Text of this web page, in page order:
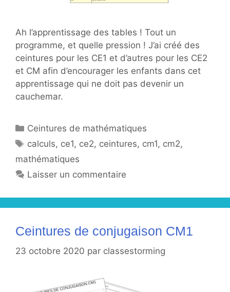
Ah l’apprentissage des tables ! Tout un
programme, et quelle pression ! J’ai créé des
ceintures pour les CE1 et d’autres pour les CE2
et CM afin d’encourager les enfants dans cet
apprentissage qui ne doit pas devenir un
cauchemar.
Catégories
Ceintures de mathématiques
Étiquettes
calculs, ce1, ce2, ceintures, cm1, cm2,
mathématiques
Laisser un commentaire
Ceintures de conjugaison CM1
23 octobre 2020 par classestorming